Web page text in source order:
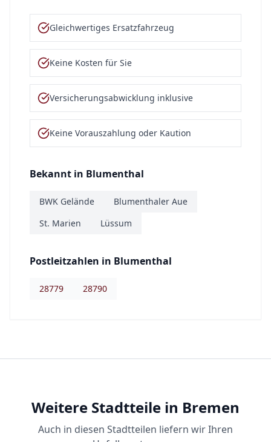
Gleichwertiges Ersatzfahrzeug
Keine Kosten für Sie
Versicherungsabwicklung inklusive
Keine Vorauszahlung oder Kaution
Bekannt in Blumenthal
BWK Gelände
Blumenthaler Aue
St. Marien
Lüssum
Postleitzahlen in Blumenthal
28779 28790
Weitere Stadtteile in Bremen
Auch in diesen Stadtteilen liefern wir Ihren